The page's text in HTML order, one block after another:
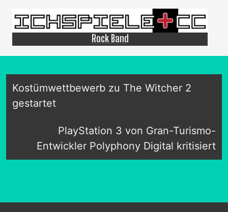
Rock Band
Kostümwettbewerb zu The Witcher 2
gestartet
PlayStation 3 von Gran-Turismo-
Entwickler Polyphony Digital kritisiert